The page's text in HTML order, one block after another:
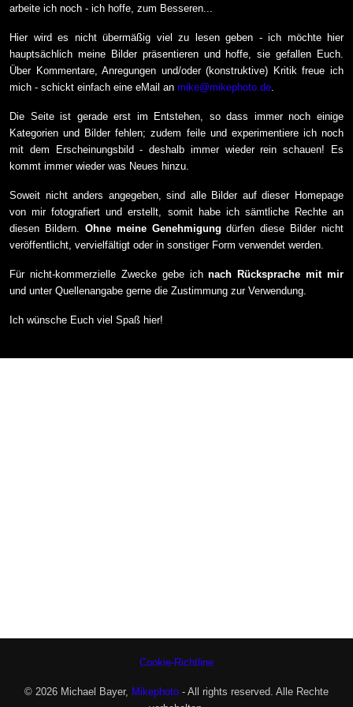
arbeite ich noch - ich hoffe, zum Besseren...
Hier wird es nicht übermäßig viel zu lesen geben - ich möchte hier
hauptsächlich meine Bilder präsentieren und hoffe, sie gefallen Euch.
Über Kommentare, Anregungen und/oder (konstruktive) Kritik freue ich
mich - schickt einfach eine eMail an mike@mikephoto.de
Die Seite ist gerade erst im Entstehen, so dass immer noch einige
Kategorien und Bilder fehlen; zudem feile und experimentiere ich noch
mit dem Erscheinungsbild - deshalb immer wieder rein schauen! Es
kommt immer wieder was Neues hinzu.
Soweit nicht anders angegeben, sind alle Bilder auf dieser Homepage
von mir fotografiert und erstellt, somit habe ich sämtliche Rechte an
diesen Bildern. Ohne meine Genehmigung dürfen diese Bilder nicht
veröffentlicht, vervielfältigt oder in sonstiger Form verwendet werden.
Für nicht-kommerzielle Zwecke gebe ichnach Rücksprache mit mir
und unter Quellenangabe gerne die Zustimmung zur Verwendung.
Ich wünsche Euch viel Spaß hier!
Cookie-Richtline
© 2026 Michael Bayer, Mikephoto - All rights reserved. Alle Rechte